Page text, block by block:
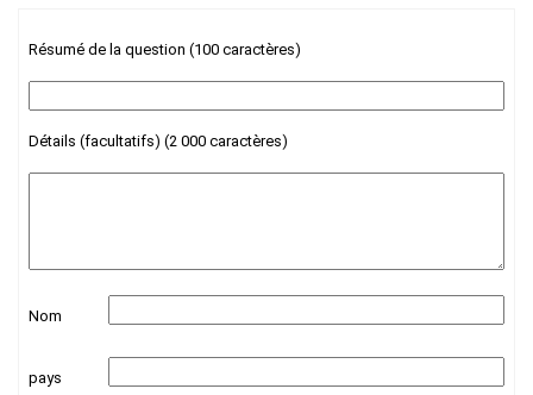
Résumé de la question (100 caractères)
Détails (facultatifs) (2 000 caractères)
Nom
pays